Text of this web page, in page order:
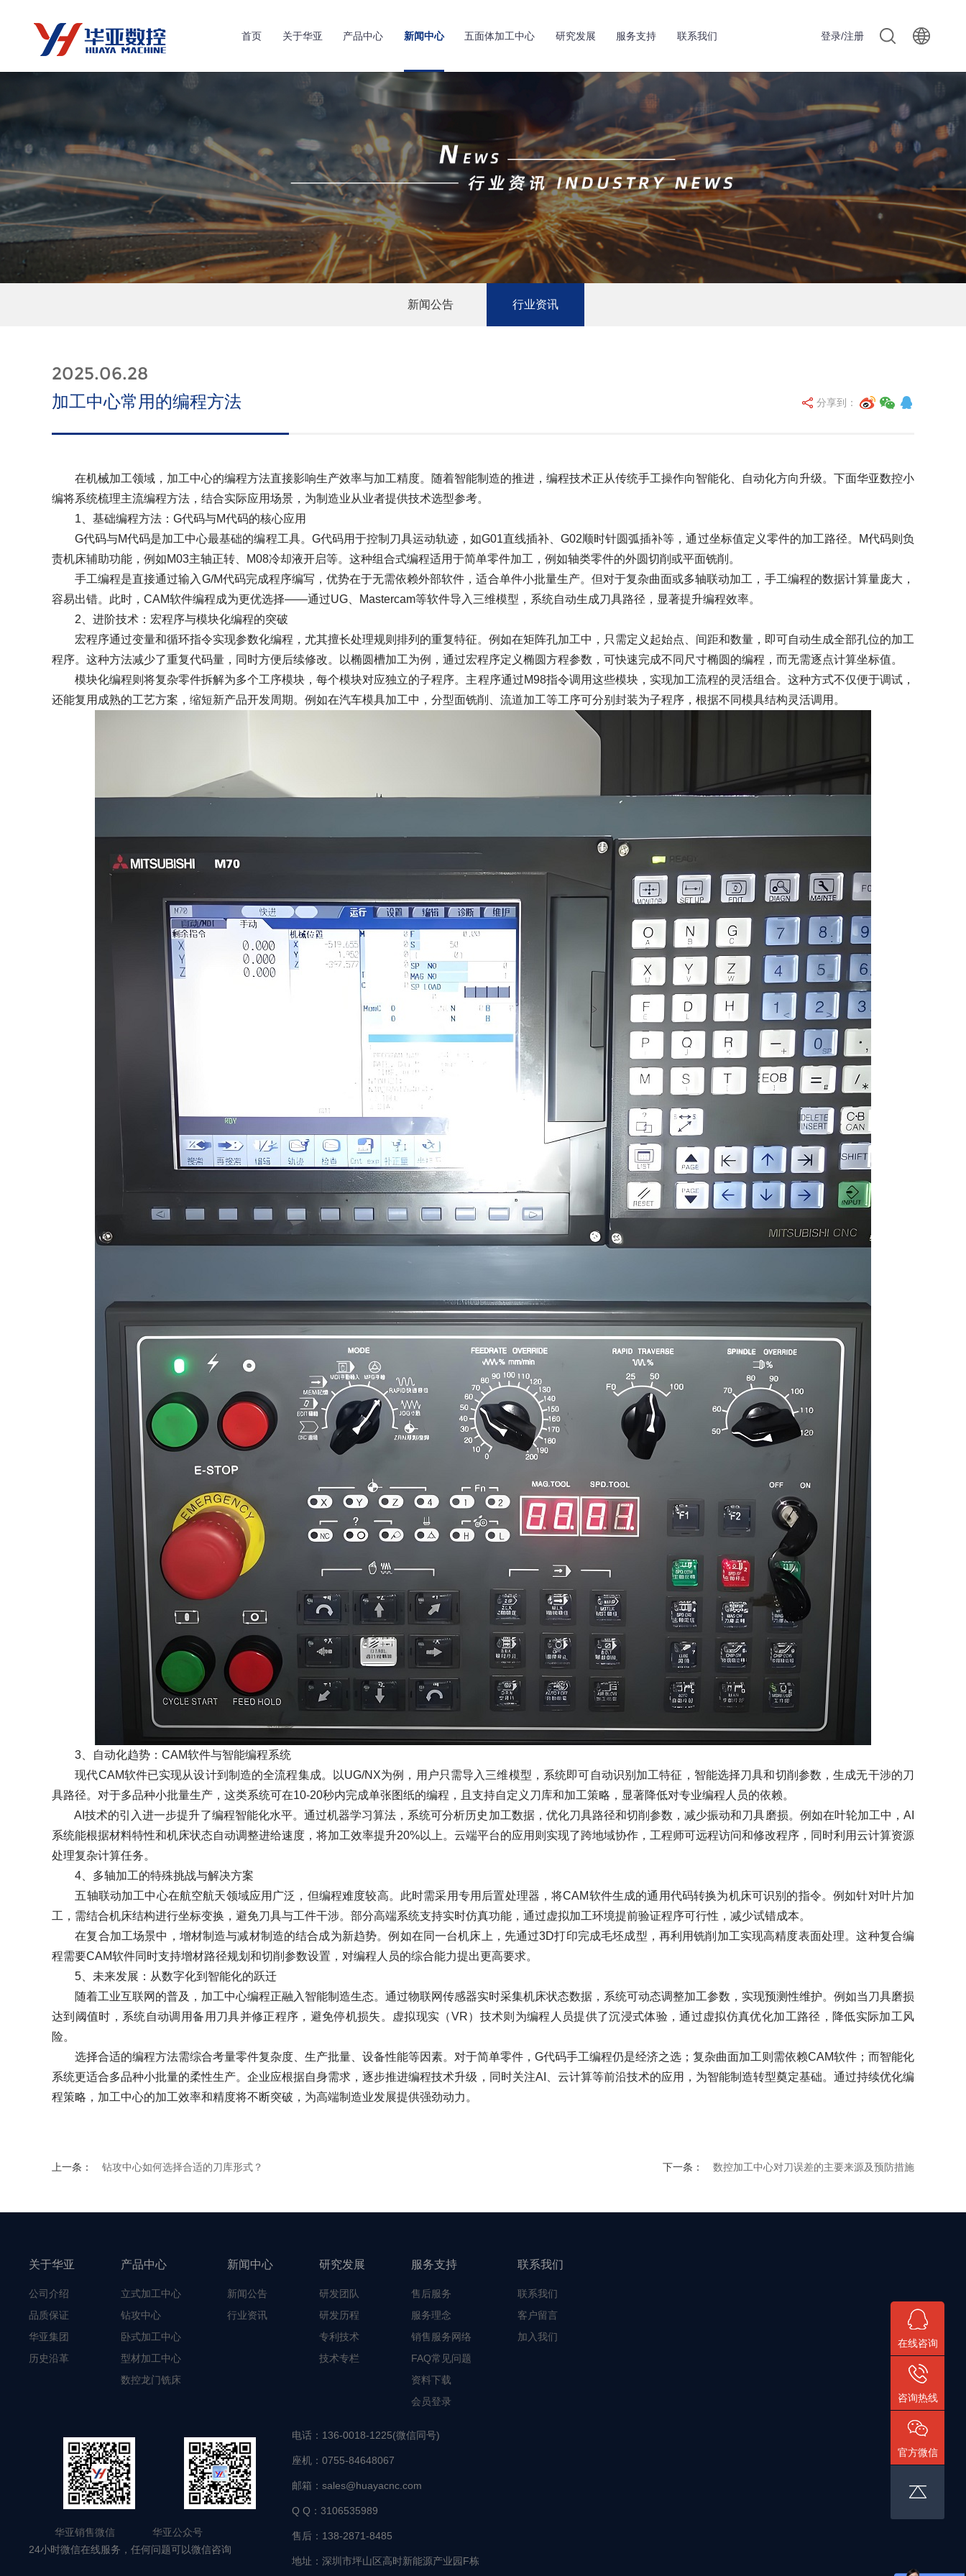
首页 关于华亚 产品中心 新闻中心 五面体加工中心 研究发展 服务支持 联系我们 登录/注册
新闻公告 行业资讯
2025.06.28
加工中心常用的编程方法 分享到：
在机械加工领域，加工中心的编程方法直接影响生产效率与加工精度。随着智能制造的推进，编程技术正从传统手工操作向智能化、自动化方向升级。下面华亚数控小
编将系统梳理主流编程方法，结合实际应用场景，为制造业从业者提供技术选型参考。
1、基础编程方法：G代码与M代码的核心应用
G代码与M代码是加工中心最基础的编程工具。G代码用于控制刀具运动轨迹，如G01直线插补、G02顺时针圆弧插补等，通过坐标值定义零件的加工路径。M代码则负
责机床辅助功能，例如M03主轴正转、M08冷却液开启等。这种组合式编程适用于简单零件加工，例如轴类零件的外圆切削或平面铣削。
手工编程是直接通过输入G/M代码完成程序编写，优势在于无需依赖外部软件，适合单件小批量生产。但对于复杂曲面或多轴联动加工，手工编程的数据计算量庞大，
容易出错。此时，CAM软件编程成为更优选择——通过UG、Mastercam等软件导入三维模型，系统自动生成刀具路径，显著提升编程效率。
2、进阶技术：宏程序与模块化编程的突破
宏程序通过变量和循环指令实现参数化编程，尤其擅长处理规则排列的重复特征。例如在矩阵孔加工中，只需定义起始点、间距和数量，即可自动生成全部孔位的加工
程序。这种方法减少了重复代码量，同时方便后续修改。以椭圆槽加工为例，通过宏程序定义椭圆方程参数，可快速完成不同尺寸椭圆的编程，而无需逐点计算坐标值。
模块化编程则将复杂零件拆解为多个工序模块，每个模块对应独立的子程序。主程序通过M98指令调用这些模块，实现加工流程的灵活组合。这种方式不仅便于调试，
还能复用成熟的工艺方案，缩短新产品开发周期。例如在汽车模具加工中，分型面铣削、流道加工等工序可分别封装为子程序，根据不同模具结构灵活调用。
3、自动化趋势：CAM软件与智能编程系统
现代CAM软件已实现从设计到制造的全流程集成。以UG/NX为例，用户只需导入三维模型，系统即可自动识别加工特征，智能选择刀具和切削参数，生成无干涉的刀
具路径。对于多品种小批量生产，这类系统可在10-20秒内完成单张图纸的编程，且支持自定义刀库和加工策略，显著降低对专业编程人员的依赖。
AI技术的引入进一步提升了编程智能化水平。通过机器学习算法，系统可分析历史加工数据，优化刀具路径和切削参数，减少振动和刀具磨损。例如在叶轮加工中，AI
系统能根据材料特性和机床状态自动调整进给速度，将加工效率提升20%以上。云端平台的应用则实现了跨地域协作，工程师可远程访问和修改程序，同时利用云计算资源
处理复杂计算任务。
4、多轴加工的特殊挑战与解决方案
五轴联动加工中心在航空航天领域应用广泛，但编程难度较高。此时需采用专用后置处理器，将CAM软件生成的通用代码转换为机床可识别的指令。例如针对叶片加
工，需结合机床结构进行坐标变换，避免刀具与工件干涉。部分高端系统支持实时仿真功能，通过虚拟加工环境提前验证程序可行性，减少试错成本。
在复合加工场景中，增材制造与减材制造的结合成为新趋势。例如在同一台机床上，先通过3D打印完成毛坯成型，再利用铣削加工实现高精度表面处理。这种复合编
程需要CAM软件同时支持增材路径规划和切削参数设置，对编程人员的综合能力提出更高要求。
5、未来发展：从数字化到智能化的跃迁
随着工业互联网的普及，加工中心编程正融入智能制造生态。通过物联网传感器实时采集机床状态数据，系统可动态调整加工参数，实现预测性维护。例如当刀具磨损
达到阈值时，系统自动调用备用刀具并修正程序，避免停机损失。虚拟现实（VR）技术则为编程人员提供了沉浸式体验，通过虚拟仿真优化加工路径，降低实际加工风
险。
选择合适的编程方法需综合考量零件复杂度、生产批量、设备性能等因素。对于简单零件，G代码手工编程仍是经济之选；复杂曲面加工则需依赖CAM软件；而智能化
系统更适合多品种小批量的柔性生产。企业应根据自身需求，逐步推进编程技术升级，同时关注AI、云计算等前沿技术的应用，为智能制造转型奠定基础。通过持续优化编
程策略，加工中心的加工效率和精度将不断突破，为高端制造业发展提供强劲动力。
上一条： 钻攻中心如何选择合适的刀库形式？ 下一条： 数控加工中心对刀误差的主要来源及预防措施
关于华亚
公司介绍
品质保证
华亚集团
历史沿革
产品中心
立式加工中心
钻攻中心
卧式加工中心
型材加工中心
数控龙门铣床
新闻中心
新闻公告
行业资讯
研究发展
研发团队
研发历程
专利技术
技术专栏
服务支持
售后服务
服务理念
销售服务网络
FAQ常见问题
资料下载
会员登录
联系我们
联系我们
客户留言
加入我们
华亚销售微信 华亚公众号
24小时微信在线服务，任何问题可以微信咨询
电话： 136-0018-1225(微信同号)
座机： 0755-84648067
邮箱： sales@huayacnc.com
Q Q： 3106535989
售后： 138-2871-8485
地址： 深圳市坪山区高时新能源产业园F栋
在线咨询
咨询热线
官方微信